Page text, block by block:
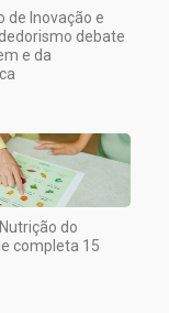
de Inovação e
debate
e da
do
completa 15